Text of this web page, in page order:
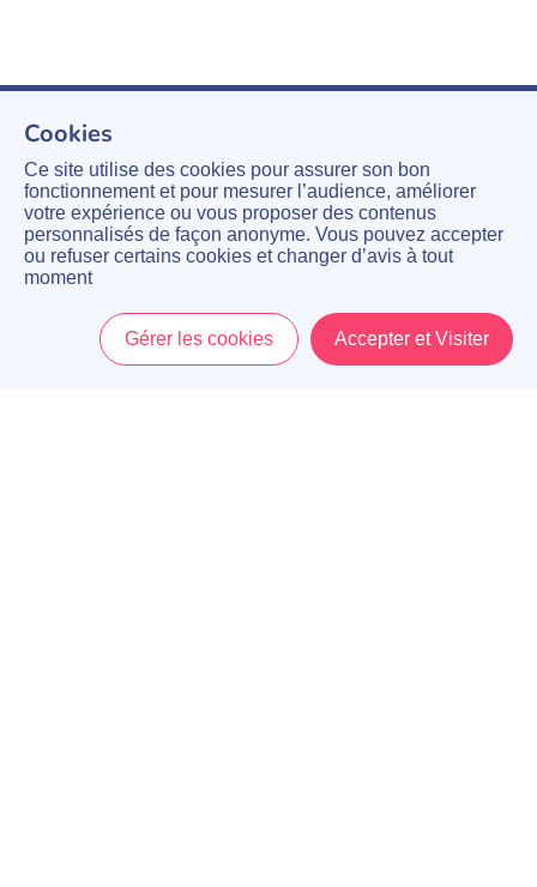
Cookies
Ce site utilise des cookies pour assurer son bon
fonctionnement et pour mesurer l’audience, améliorer
votre expérience ou vous proposer des contenus
personnalisés de façon anonyme. Vous pouvez accepter
ou refuser certains cookies et changer d’avis à tout
moment
Gérer les cookies Accepter et Visiter
Menu Mon Compte Panier